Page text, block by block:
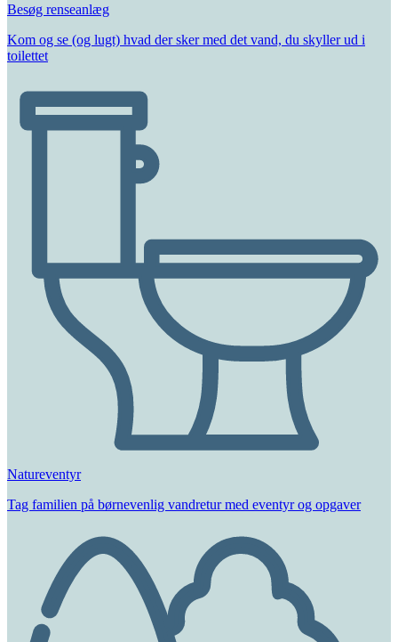
Besøg renseanlæg
Kom og se (og lugt) hvad der sker med det vand, du skyller ud i
toilettet
Natureventyr
Tag familien på børnevenlig vandretur med eventyr og opgaver